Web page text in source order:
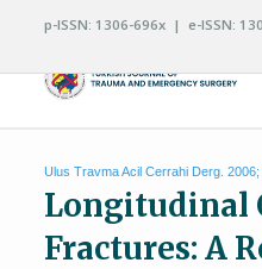
p-ISSN: 1306-696x | e-ISSN:
Ulus Travma Acil Cerrahi Derg. 2006;
Longitudinal
Fractures: A